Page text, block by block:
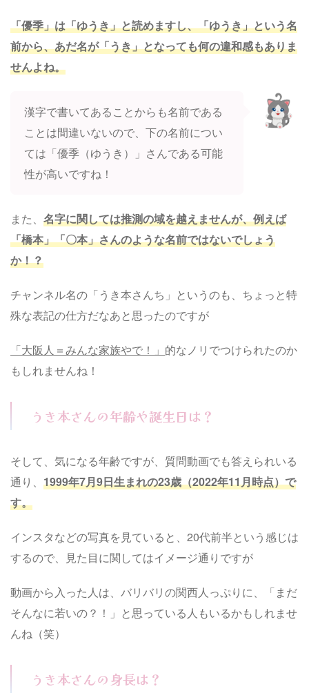
「優季」は「ゆうき」と読めますし、「ゆうき」という名
前から、あだ名が「うき」となっても何の違和感もありま
せんよね。
漢字で書いてあることからも名前である
ことは間違いないので、下の名前につい
ては「優季（ゆうき）」さんである可能
性が高いですね！
また、 名字に関しては推測の域を越えませんが、例えば
「橋本」「〇本」さんのような名前ではないでしょう
か！？
チャンネル名の「うき本さんち」というのも、ちょっと特
殊な表記の仕方だなあと思ったのですが
「大阪人＝みんな家族やで！」 的なノリでつけられたのか
もしれませんね！
うき本さんの年齢や誕生日は？
そして、気になる年齢ですが、質問動画でも答えられいる
通り、 1999年7月9日生まれの23歳（2022年11月時点）で
す。
インスタなどの写真を見ていると、20代前半という感じは
するので、見た目に関してはイメージ通りですが
動画から入った人は、バリバリの関西人っぷりに、「まだ
そんなに若いの？！」と思っている人もいるかもしれませ
んね（笑）
うき本さんの身長は？